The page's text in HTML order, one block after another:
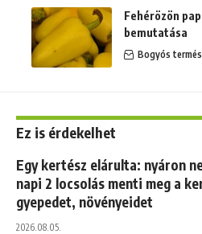
Fehérözön
bemutatása
Bogyós
Ez is érdekelhet
Egy kertész elárulta: nyáron
napi 2 locsolás menti meg a
gyepedet, növényeidet
2026.08.05.